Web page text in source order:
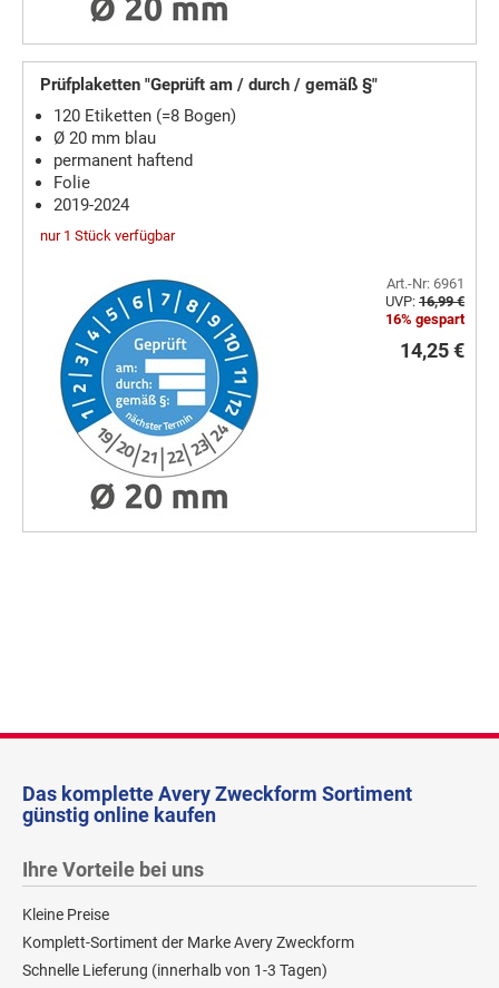
Prüfplaketten "Geprüft am / durch / gemäß §"
120 Etiketten (=8 Bogen)
Ø 20 mm blau
permanent haftend
Folie
2019-2024
nur 1 Stück verfügbar
Art.-Nr: 6961
UVP: 16,99 €
16% gespart
14,25 €
Das komplette Avery Zweckform Sortiment
günstig online kaufen
Ihre Vorteile bei uns
Kleine Preise
Komplett-Sortiment der Marke Avery Zweckform
Schnelle Lieferung (innerhalb von 1-3 Tagen)